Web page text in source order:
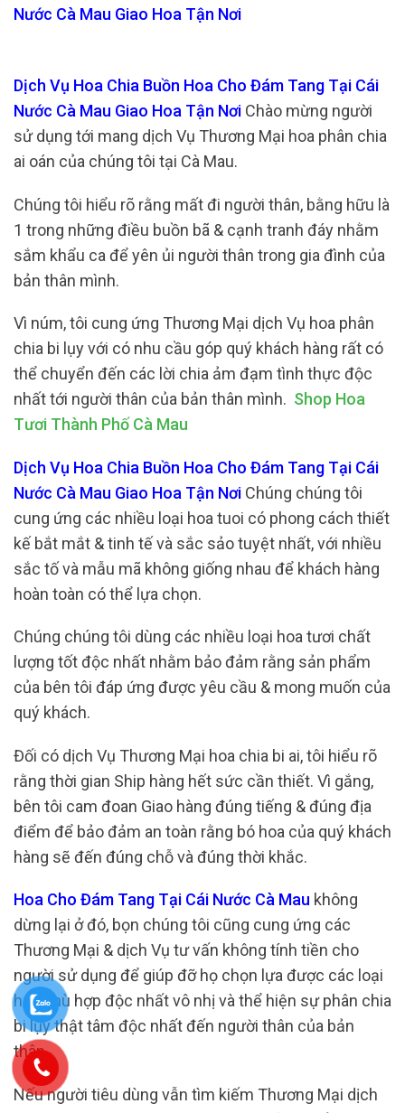
Nước Cà Mau Giao Hoa Tận Nơi
Dịch Vụ Hoa Chia Buồn Hoa Cho Đám Tang Tại Cái
Nước Cà Mau Giao Hoa Tận Nơi Chào mừng người
sử dụng tới mang dịch Vụ Thương Mại hoa phân chia
ai oán của chúng tôi tại Cà Mau.
Chúng tôi hiểu rõ rằng mất đi người thân, bằng hữu là
1 trong những điều buồn bã & cạnh tranh đáy nhằm
sắm khẩu ca để yên ủi người thân trong gia đình của
bản thân mình.
Vì núm, tôi cung ứng Thương Mại dịch Vụ hoa phân
chia bi lụy với có nhu cầu góp quý khách hàng rất có
thể chuyển đến các lời chia ảm đạm tình thực độc
nhất tới người thân của bản thân mình. Shop Hoa
Tươi Thành Phố Cà Mau
Dịch Vụ Hoa Chia Buồn Hoa Cho Đám Tang Tại Cái
Nước Cà Mau Giao Hoa Tận Nơi Chúng chúng tôi
cung ứng các nhiều loại hoa tuoi có phong cách thiết
kế bắt mắt & tinh tế và sắc sảo tuyệt nhất, với nhiều
sắc tố và mẫu mã không giống nhau để khách hàng
hoàn toàn có thể lựa chọn.
Chúng chúng tôi dùng các nhiều loại hoa tươi chất
lượng tốt độc nhất nhằm bảo đảm rằng sản phẩm
của bên tôi đáp ứng được yêu cầu & mong muốn của
quý khách.
Đối có dịch Vụ Thương Mại hoa chia bi ai, tôi hiểu rõ
rằng thời gian Ship hàng hết sức cần thiết. Vì gắng,
bên tôi cam đoan Giao hàng đúng tiếng & đúng địa
điểm để bảo đảm an toàn rằng bó hoa của quý khách
hàng sẽ đến đúng chỗ và đúng thời khắc.
Hoa Cho Đám Tang Tại Cái Nước Cà Mau không
dừng lại ở đó, bọn chúng tôi cũng cung ứng các
Thương Mại & dịch Vụ tư vấn không tính tiền cho
người sử dụng để giúp đỡ họ chọn lựa được các loại
hoa phù hợp độc nhất vô nhị và thể hiện sự phân chia
bi lụy thật tâm độc nhất đến người thân của bản
thân.
Nếu người tiêu dùng vẫn tìm kiếm Thương Mại dịch